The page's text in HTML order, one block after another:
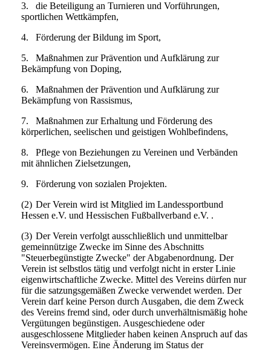
3.
die Beteiligung an Turnieren und Vorführungen,
sportlichen Wettkämpfen,
4.
Förderung der Bildung im Sport,
5.
Maßnahmen zur Prävention und Aufklärung zur
Bekämpfung von Doping,
6.
Maßnahmen der Prävention und Aufklärung zur
Bekämpfung von Rassismus,
7.
Maßnahmen zur Erhaltung und Förderung des
körperlichen, seelischen und geistigen Wohlbefindens,
8.
Pflege von Beziehungen zu Vereinen und Verbänden
mit ähnlichen Zielsetzungen,
9.
Förderung von sozialen Projekten.
(2) Der Verein wird ist Mitglied im Landessportbund
Hessen e.V. und Hessischen Fußballverband e.V. .
(3) Der Verein verfolgt ausschließlich und unmittelbar
gemeinnützige Zwecke im Sinne des Abschnitts
"Steuerbegünstigte Zwecke" der Abgabenordnung. Der
Verein ist selbstlos tätig und verfolgt nicht in erster Linie
eigenwirtschaftliche Zwecke. Mittel des Vereins dürfen nur
für die satzungsgemäßen Zwecke verwendet werden. Der
Verein darf keine Person durch Ausgaben, die dem Zweck
des Vereins fremd sind, oder durch unverhältnismäßig hohe
Vergütungen begünstigen. Ausgeschiedene oder
ausgeschlossene Mitglieder haben keinen Anspruch auf das
Vereinsvermögen. Eine Änderung im Status der